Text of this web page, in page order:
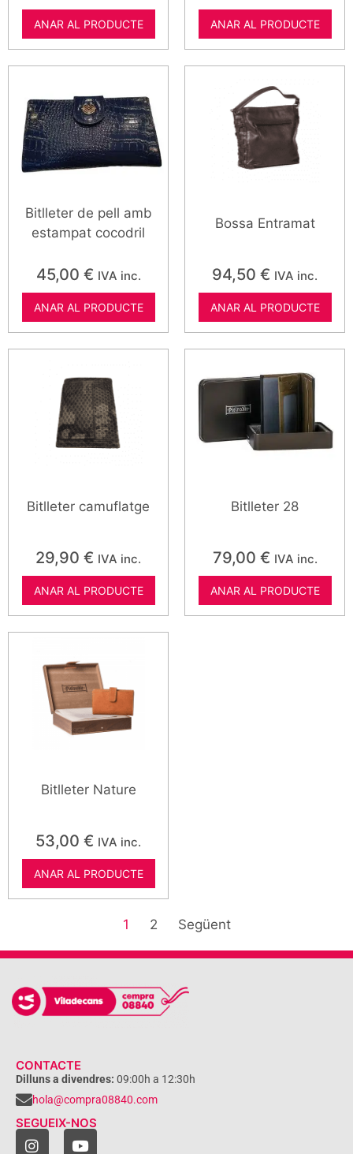
ANAR AL PRODUCTE ANAR AL PRODUCTE
Bitlleter de pell amb
estampat cocodril
45,00 € IVA inc.
ANAR AL PRODUCTE
Bossa Entramat
94,50 € IVA inc.
ANAR AL PRODUCTE
Bitlleter camuflatge
29,90 € IVA inc.
ANAR AL PRODUCTE
Bitlleter 28
79,00 € IVA inc.
ANAR AL PRODUCTE
Bitlleter Nature
53,00 € IVA inc.
ANAR AL PRODUCTE
1 2 Següent
CONTACTE
Dilluns a divendres: 09:00h a 12:30h
hola@compra08840.com
SEGUEIX-NOS